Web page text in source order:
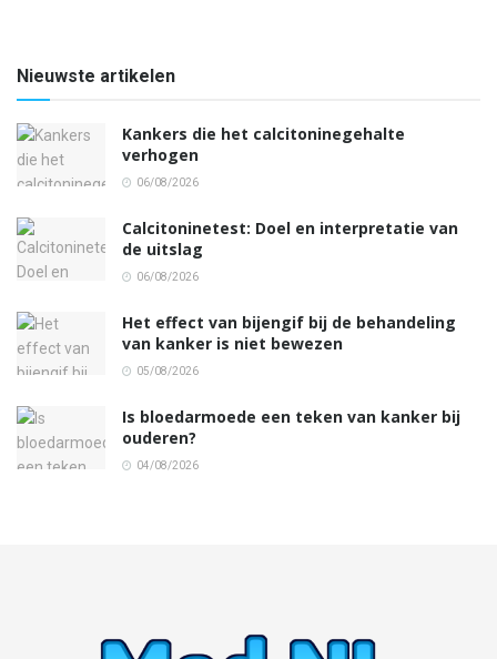
Nieuwste artikelen
Kankers die het calcitoninegehalte
verhogen
06/08/2026
Calcitoninetest: Doel en interpretatie van
de uitslag
06/08/2026
Het effect van bijengif bij de behandeling
van kanker is niet bewezen
05/08/2026
Is bloedarmoede een teken van kanker bij
ouderen?
04/08/2026